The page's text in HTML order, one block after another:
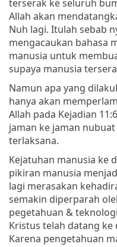
terserak ke seluruh
Allah akan
Nuh lagi. Itulah sebab
mengacaukan bahasa
manusia untuk
supaya manusia
Namun apa yang
hanya akan
Allah pada Kejadian
jaman ke jaman
terlaksana.
Kejatuhan manusia ke
pikiran manusia
lagi merasakan
semakin diperparah
pegetahuan &
Kristus telah datang ke
Karena pengetahuan